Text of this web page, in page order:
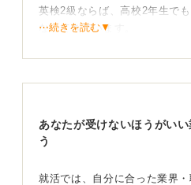
英検2級ならば、高校2年生で
なってきています。
しかし、文法問題に関しては
⋯続きを読む▼
あなたが受けないほうがい
う
就活では、自分に合った業界